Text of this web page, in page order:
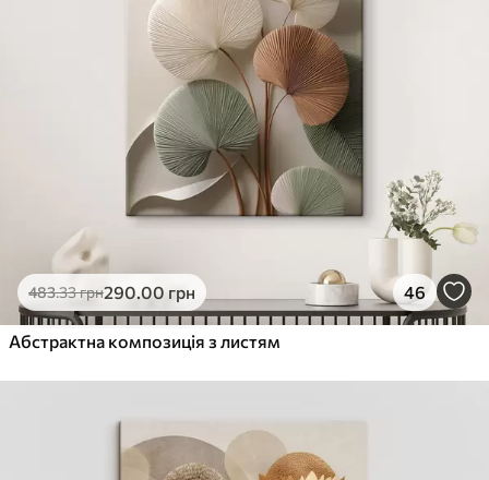
483.33грн290.00 грн 46
Абстрактна композиція з листям